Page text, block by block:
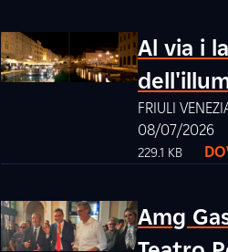
Al via i
FRIULI
08/07/2026
229.1 KB
Amg